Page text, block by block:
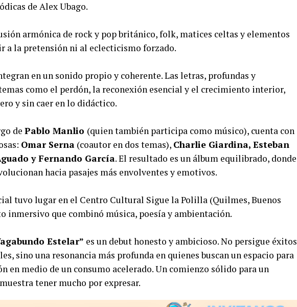
de Alex Ubago.
armónica de rock y pop británico, folk, matices celtas y elementos
a la pretensión ni al eclecticismo forzado.
en un sonido propio y coherente. Las letras, profundas y
como el perdón, la reconexión esencial y el crecimiento interior,
y sin caer en lo didáctico.
de Pablo Manlio (quien también participa como músico), cuenta con
Omar Serna (coautor en dos temas), Charlie Giardina, Esteban
y Fernando García. El resultado es un álbum equilibrado, donde
hacia pasajes más envolventes y emotivos.
tuvo lugar en el Centro Cultural Sigue la Polilla (Quilmes, Buenos
inmersivo que combinó música, poesía y ambientación.
Estelar” es un debut honesto y ambicioso. No persigue éxitos
sino una resonancia más profunda en quienes buscan un espacio para
en medio de un consumo acelerado. Un comienzo sólido para un
tener mucho por expresar.